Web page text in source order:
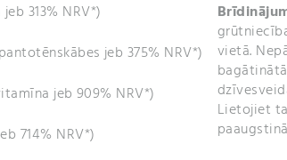
313% NRV*)
jeb 375% NRV*)
jeb 909% NRV*)
714% NRV*)
vietā.
Lietojiet